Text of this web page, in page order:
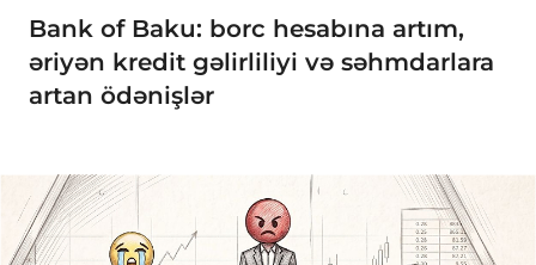
Bank of Baku: borc hesabına artım,
əriyən kredit gəlirliliyi və səhmdarlara
artan ödənişlər